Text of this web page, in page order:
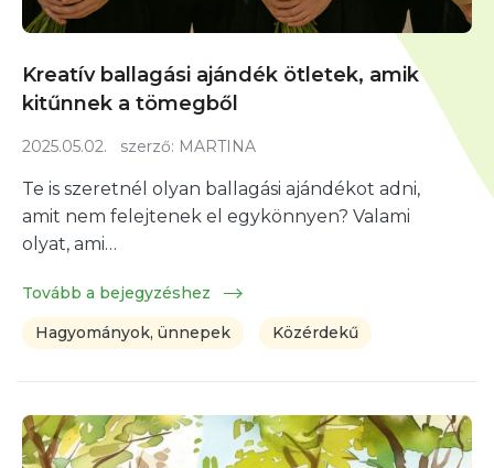
Kreatív ballagási ajándék ötletek, amik
kitűnnek a tömegből
2025.05.02. szerző: MARTINA
Te is szeretnél olyan ballagási ajándékot adni,
amit nem felejtenek el egykönnyen? Valami
olyat, ami…
Tovább a bejegyzéshez
Hagyományok, ünnepek
Közérdekű